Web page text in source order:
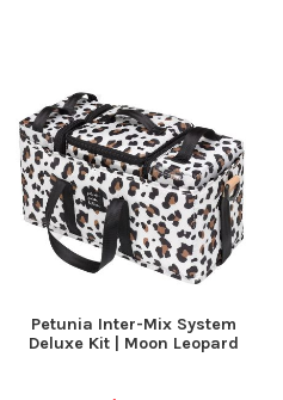
Petunia Inter-Mix System
Deluxe Kit | Moon Leopard